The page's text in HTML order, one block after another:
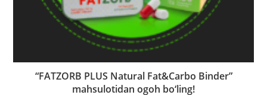
“FATZORB PLUS Natural Fat&Carbo Binder”
mahsulotidan ogoh bo‘ling!